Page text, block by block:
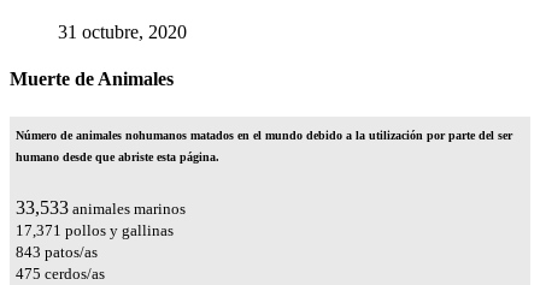
31 octubre, 2020
Muerte de Animales
Número de animales nohumanos matados en el mundo debido a la utilización por parte del ser
humano desde que abriste esta página.
37,100 animales marinos
19,219 pollos y gallinas
932 patos/as
526 cerdos/as